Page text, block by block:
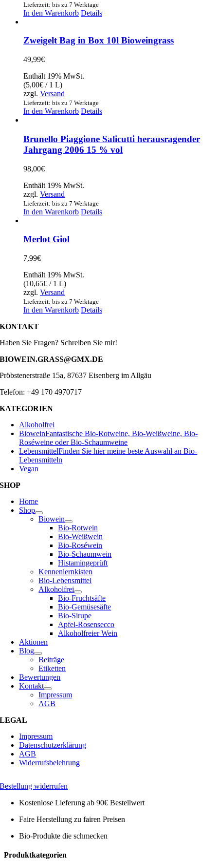
Lieferzeit: bis zu 7 Werktage
In den Warenkorb Details
Zweigelt Bag in Box 10l Bioweingrass
49,99€
Enthält 19% MwSt.
(5,00€ / 1 L)
zzgl. Versand
Lieferzeit: bis zu 7 Werktage
In den Warenkorb Details
Brunello Piaggione Salicutti herausragender
Jahrgang 2006 15 % vol
98,00€
Enthält 19% MwSt.
zzgl. Versand
Lieferzeit: bis zu 7 Werktage
In den Warenkorb Details
Merlot Giol
7,99€
Enthält 19% MwSt.
(10,65€ / 1 L)
zzgl. Versand
Lieferzeit: bis zu 7 Werktage
In den Warenkorb Details
KONTAKT
Haben Sie Fragen? Schreiben Sie mir!
BIOWEIN.GRASS@GMX.DE
Pröbstenerstraße 15a, 87637 Eisenberg im Allgäu
Telefon: +49 170 4970717
KATEGORIEN
Alkoholfrei
BioweinFantastische Bio-Rotweine, Bio-Weißweine, Bio-
Roséweine oder Bio-Schaumweine
LebensmittelFinden Sie hier meine beste Auswahl an Bio-
Lebensmitteln
Vegan
SHOP
Home
Shop
Biowein
Bio-Rotwein
Bio-Weißwein
Bio-Roséwein
Bio-Schaumwein
Histamingeprüft
Kennenlernkisten
Bio-Lebensmittel
Alkoholfrei
Bio-Fruchtsäfte
Bio-Gemüsesäfte
Bio-Sirupe
Apfel-Rosensecco
Alkoholfreier Wein
Aktionen
Blog
Beiträge
Etiketten
Bewertungen
Kontakt
Impressum
AGB
LEGAL
Impressum
Datenschutzerklärung
AGB
Widerrufsbelehrung
Bestellung widerrufen
Kostenlose Lieferung ab 90€ Bestellwert
Faire Herstellung zu fairen Preisen
Bio-Produkte die schmecken
Toggle
Produktkategorien